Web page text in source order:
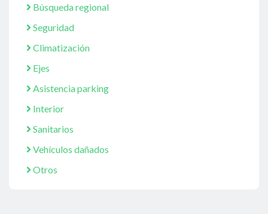
Búsqueda regional
Seguridad
Climatización
Ejes
Asistencia parking
Interior
Sanitarios
Vehículos dañados
Otros